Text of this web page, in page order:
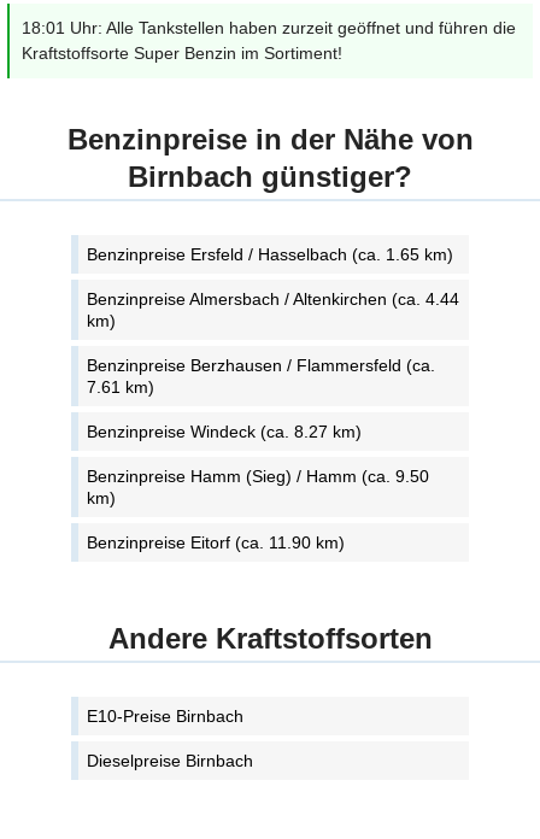
18:01 Uhr: Alle Tankstellen haben zurzeit geöffnet und führen die
Kraftstoffsorte Super Benzin im Sortiment!
Benzinpreise in der Nähe von
Birnbach günstiger?
Benzinpreise Ersfeld / Hasselbach (ca. 1.65 km)
Benzinpreise Almersbach / Altenkirchen (ca. 4.44
km)
Benzinpreise Berzhausen / Flammersfeld (ca.
7.61 km)
Benzinpreise Windeck (ca. 8.27 km)
Benzinpreise Hamm (Sieg) / Hamm (ca. 9.50
km)
Benzinpreise Eitorf (ca. 11.90 km)
Andere Kraftstoffsorten
E10-Preise Birnbach
Dieselpreise Birnbach